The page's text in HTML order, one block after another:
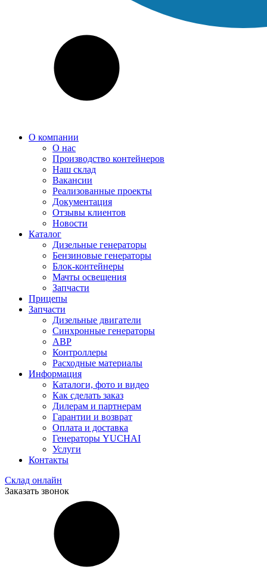
О компании
О нас
Производство контейнеров
Наш склад
Вакансии
Реализованные проекты
Документация
Отзывы клиентов
Новости
Каталог
Дизельные генераторы
Бензиновые генераторы
Блок-контейнеры
Мачты освещения
Запчасти
Прицепы
Запчасти
Дизельные двигатели
Синхронные генераторы
АВР
Контроллеры
Расходные материалы
Информация
Каталоги, фото и видео
Как сделать заказ
Дилерам и партнерам
Гарантии и возврат
Оплата и доставка
Генераторы YUCHAI
Услуги
Контакты
Склад онлайн
Заказать звонок